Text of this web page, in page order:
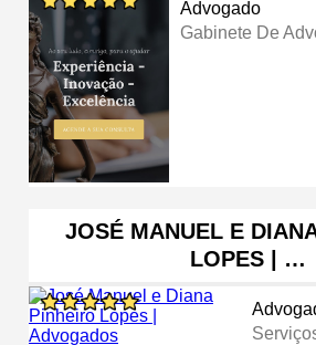
Advogado
Gabinete De
JOSÉ MANUEL E
LOPES | …